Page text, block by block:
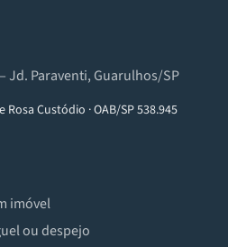
Jd. Paraventi, Guarulhos/SP
Rosa Custódio ·OAB/SP 538.945
imóvel
ou despejo